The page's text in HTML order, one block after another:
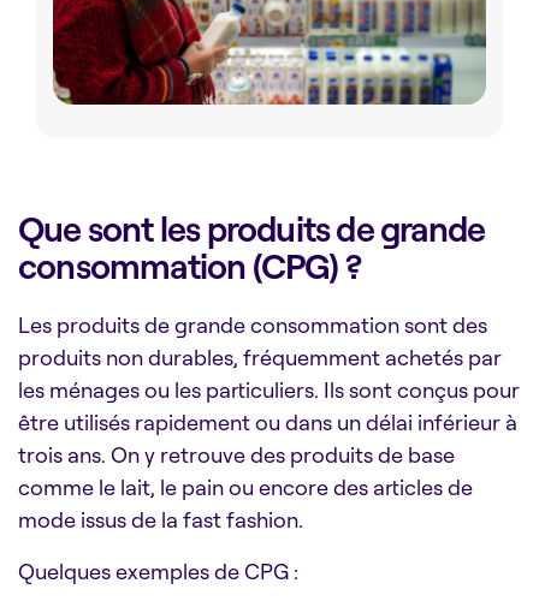
Que sont les produits de grande
consommation (CPG) ?
Les produits de grande consommation sont des
produits non durables, fréquemment achetés par
les ménages ou les particuliers. Ils sont conçus pour
être utilisés rapidement ou dans un délai inférieur à
trois ans. On y retrouve des produits de base
comme le lait, le pain ou encore des articles de
mode issus de la fast fashion.
Quelques exemples de CPG :